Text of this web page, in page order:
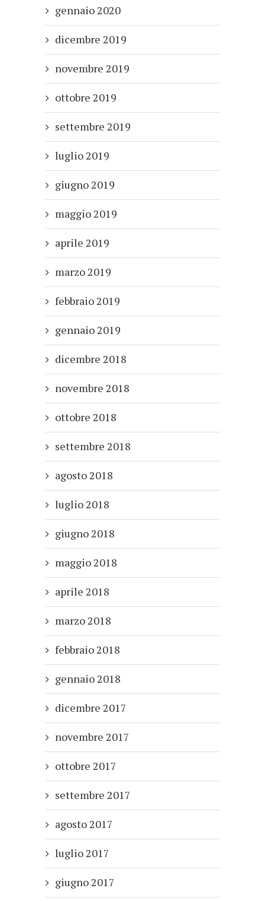
gennaio 2020
dicembre 2019
novembre 2019
ottobre 2019
settembre 2019
luglio 2019
giugno 2019
maggio 2019
aprile 2019
marzo 2019
febbraio 2019
gennaio 2019
dicembre 2018
novembre 2018
ottobre 2018
settembre 2018
agosto 2018
luglio 2018
giugno 2018
maggio 2018
aprile 2018
marzo 2018
febbraio 2018
gennaio 2018
dicembre 2017
novembre 2017
ottobre 2017
settembre 2017
agosto 2017
luglio 2017
giugno 2017